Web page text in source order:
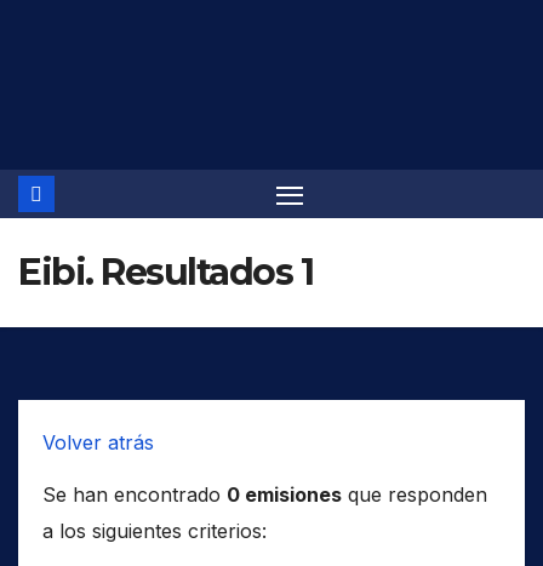
Eibi. Resultados 1
Volver atrás
Se han encontrado 0 emisiones que responden
a los siguientes criterios: